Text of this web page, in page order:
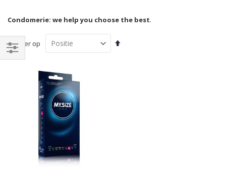
Condomerie: we help you choose the best.
Sorteer op
Van
Filteren